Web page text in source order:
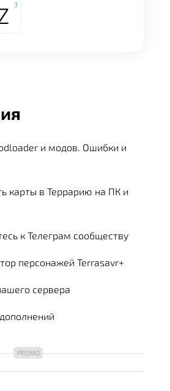
7
и модов. Ошибки и
карты в Террарию на ПК и
к Телеграм сообществу
персонажей Terrasavr+
сервера